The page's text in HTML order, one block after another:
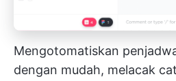
Mengotomatiskan
dengan mudah, melacak